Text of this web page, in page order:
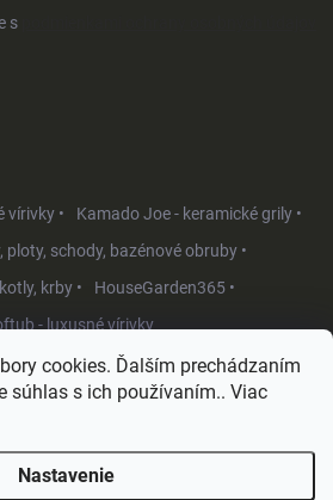
cookies. Ďalším prechádzaním
súhlas s ich používaním.. Viac
Nastavenie
s
vírivky •
Kamado Joe - keramické grily •
ploty, schody, bazénové obruby •
krby •
HouseGarden365 •
- luxusné vírivky